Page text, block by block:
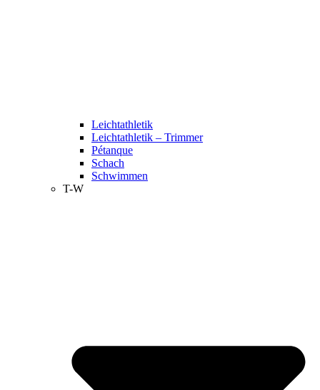
Leichtathletik
Leichtathletik – Trimmer
Pétanque
Schach
Schwimmen
T-W